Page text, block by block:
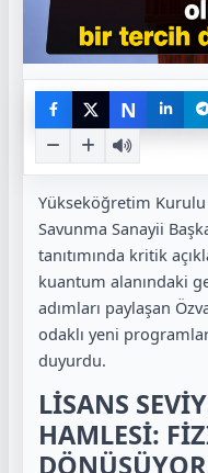
N
Yükseköğretim Kurulu
Savunma Sanayii
tanıtımında kritik
kuantum alanındaki
adımları paylaşan
odaklı yeni
duyurdu.
LİSANS
HAMLESİ:
DÖNÜŞÜYOR